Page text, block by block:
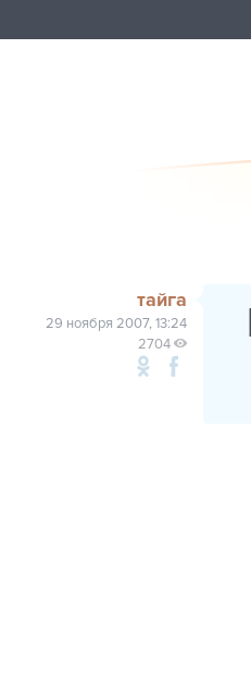
тайга
29 ноября 2007, 13:24
2704